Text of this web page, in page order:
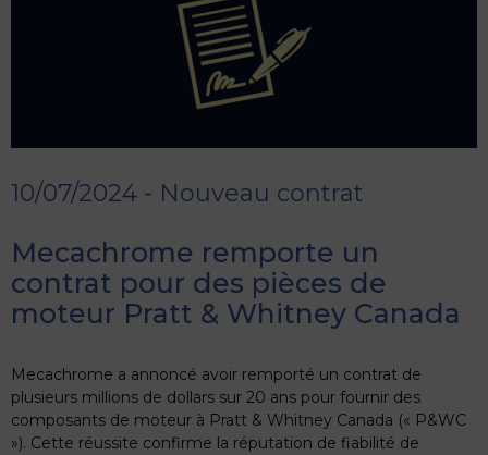
10/07/2024 - Nouveau contrat
Mecachrome remporte un
contrat pour des pièces de
moteur Pratt & Whitney Canada
Mecachrome a annoncé avoir remporté un contrat de
plusieurs millions de dollars sur 20 ans pour fournir des
composants de moteur à Pratt & Whitney Canada (« P&WC
»). Cette réussite confirme la réputation de fiabilité de